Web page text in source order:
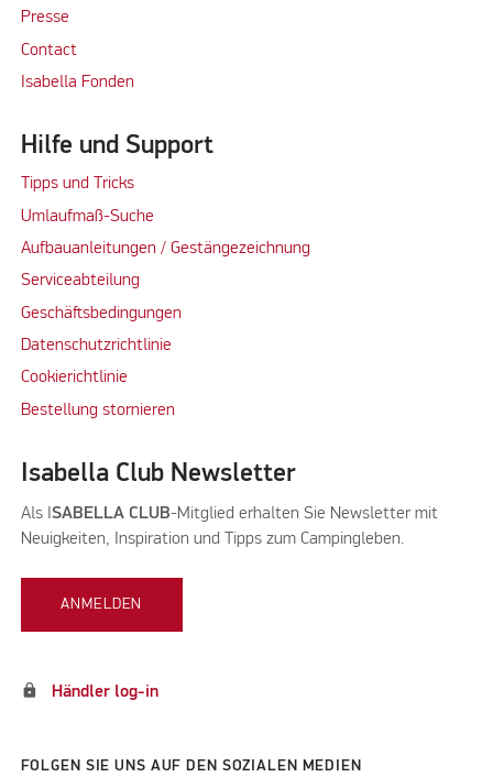
Presse
Contact
Isabella Fonden
Hilfe und Support
Tipps und Tricks
Umlaufmaß-Suche
Aufbauanleitungen / Gestängezeichnung
Serviceabteilung
Geschäftsbedingungen
Datenschutzrichtlinie
Cookierichtlinie
Bestellung stornieren
Isabella Club Newsletter
Als I SABELLA CLUB-Mitglied erhalten Sie Newsletter mit
Neuigkeiten, Inspiration und Tipps zum Campingleben.
ANMELDEN
lock Händler log-in
FOLGEN SIE UNS AUF DEN SOZIALEN MEDIEN